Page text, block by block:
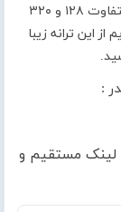
با دو کیفیت متفاوت ۱۲۸ و ۳۲۰
این ترانه زیبا
:
لینک مستقیم و